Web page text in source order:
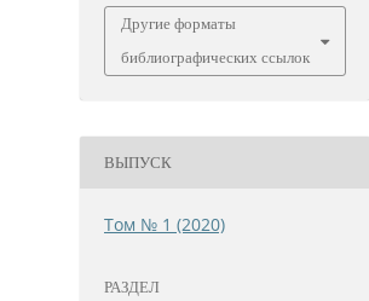
Другие форматы
библиографических ссылок
ВЫПУСК
Том № 1 (2020)
РАЗДЕЛ